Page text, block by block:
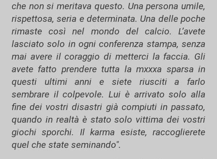
che non si meritava questo. Una persona umile,
rispettosa, seria e determinata. Una delle poche
rimaste così nel mondo del calcio. L’avete
lasciato solo in ogni conferenza stampa, senza
mai avere il coraggio di metterci la faccia. Gli
avete fatto prendere tutta la mxxxa sparsa in
questi ultimi anni e siete riusciti a farlo
sembrare il colpevole. Lui è arrivato solo alla
fine dei vostri disastri già compiuti in passato,
quando in realtà è stato solo vittima dei vostri
giochi sporchi. Il karma esiste, raccoglierete
quel che state seminando".